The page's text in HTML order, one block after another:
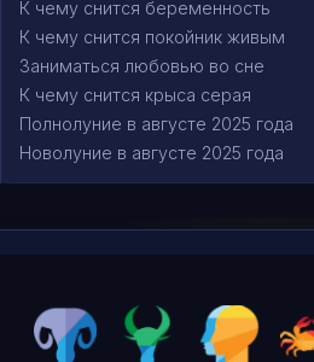
К чему снится беременность
К чему снится покойник живым
Заниматься любовью во сне
К чему снится крыса серая
Полнолуние в августе 2025 года
Новолуние в августе 2025 года